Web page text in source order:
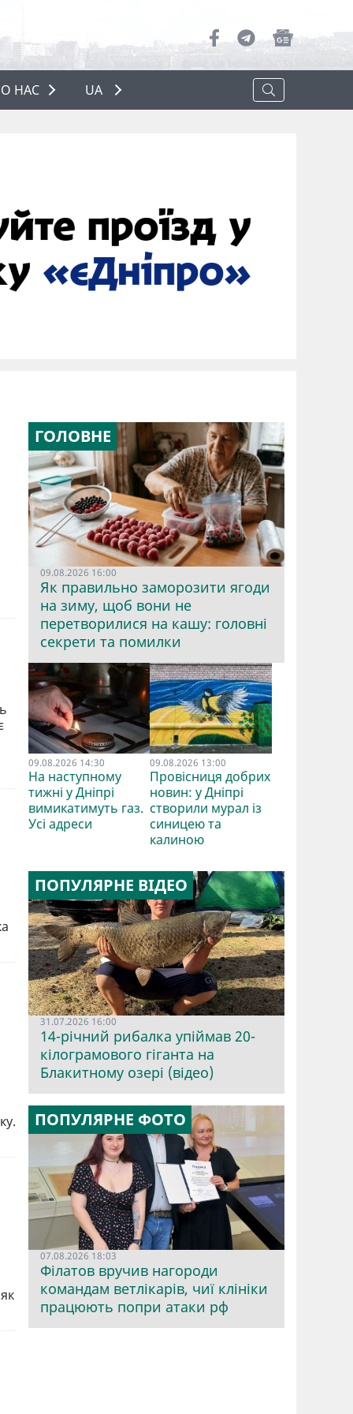
НАС
НАС
UA
ГОЛОВНЕ
09.08.2026 16:00
Як правильно заморозити ягоди
на зиму, щоб вони не
перетворилися на кашу: головні
секрети та помилки
09.08.2026 14:30
На наступному
тижні у Дніпрі
вимикатимуть газ.
Усі адреси
09.08.2026 13:00
Провісниця добрих
новин: у Дніпрі
створили мурал із
синицею та
калиною
ПОПУЛЯРНЕ ВІДЕО
31.07.2026 16:00
14-річний рибалка упіймав 20-
кілограмового гіганта на
Блакитному озері (відео)
ПОПУЛЯРНЕ ФОТО
07.08.2026 18:03
Філатов вручив нагороди
командам ветлікарів, чиї клініки
працюють попри атаки рф